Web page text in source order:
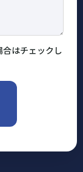
合はチェックし